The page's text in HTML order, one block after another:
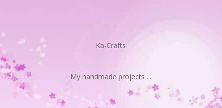
Ka-Crafts
My handmade projects ...